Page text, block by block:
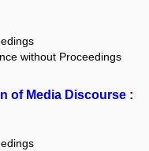
without Proceedings
of Media Discourse :